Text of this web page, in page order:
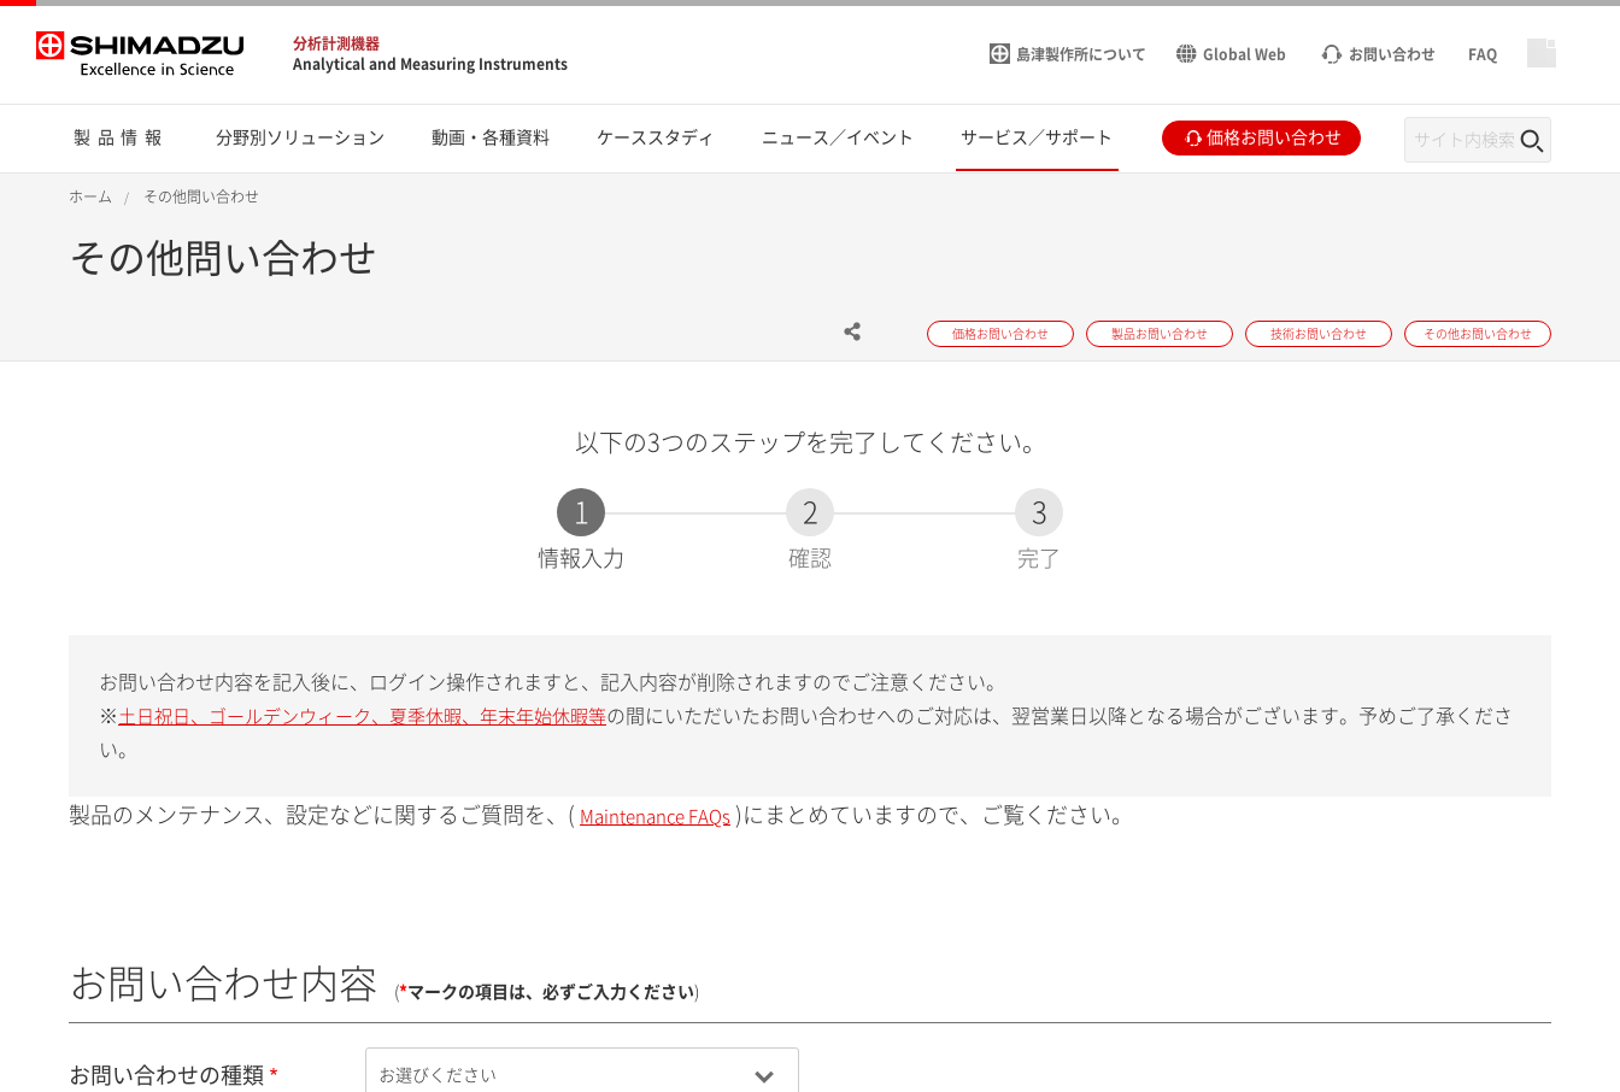
分析計測機器
Analytical and Measuring Instruments
島津製作所について Global Web お問い合わせ FAQ
製品情報 分野別ソリューション 動画・各種資料 ケーススタディ ニュース／イベント サービス／サポート 価格お問い合わせ
ホーム その他問い合わせ
その他問い合わせ
価格お問い合わせ 製品お問い合わせ 技術お問い合わせ その他お問い合わせ
以下の3つのステップを完了してください。
1
現
情報入力
2
確認
3
完了
お問い合わせ内容を記入後に、ログイン操作されますと、記入内容が削除されますのでご注意ください。
※ 土日祝日、ゴールデンウィーク、夏季休暇、年末年始休暇等の間にいただいたお問い合わせへのご対応は、翌営業日以降となる場合がございます。予めご了承くださ
い。
製品のメンテナンス、設定などに関するご質問を、( Maintenance FAQs )にまとめていますので、ご覧ください。
お問い合わせ内容 (*マークの項目は、必ずご入力ください)
お問い合わせの種類